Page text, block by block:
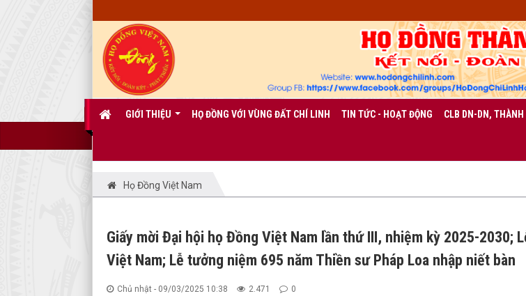
GIỚI THIỆU HỌ ĐỒNG VỚI VÙNG ĐẤT CHÍ LINH TIN TỨC - HOẠT ĐỘNG CLB DN-DN,
Họ Đồng Việt Nam
Giấy mời Đại hội họ Đồng Việt Nam lần thứ III, nhiệm kỳ 2025-2030;
Việt Nam; Lễ tưởng niệm 695 năm Thiền sư Pháp Loa nhập niết bàn
Chủ nhật - 09/03/2025 10:38 2.471 0